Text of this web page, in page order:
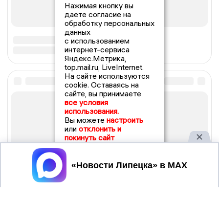
Нажимая кнопку вы
даете согласие на
обработку персональных
данных
с использованием
интернет-сервиса
Яндекс.Метрика,
top.mail.ru, LiveInternet.
На сайте используются
cookie. Оставаясь на
сайте, вы принимаете
все условия
использования.
Вы можете настроить
или отклонить и
покинуть сайт
Принять